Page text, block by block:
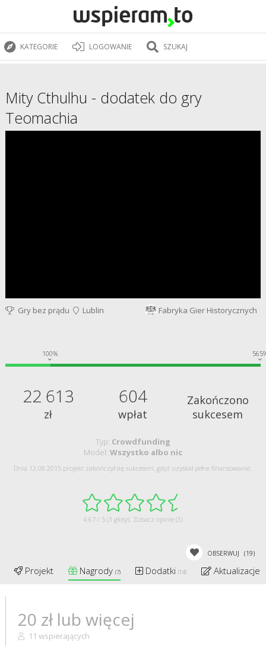
KATEGORIE LOGOWANIE SZUKAJ
Mity Cthulhu - dodatek do gry
Teomachia
Gry bez prądu Lublin Fabryka Gier Historycznych
100%
22 613
zł
604
wpłat
Zakończono
sukcesem
Typ: Crowdfunding
Model: Wszystko albo nic
Dnia 12.08.2015 projekt zakończył się sukcesem, gdyż uzyskał pełne finansowanie.
4.67 / 5 (3 głosy). Zobacz opinie (3)
OBSERWUJ (19)
Projekt Nagrody(7) Dodatki(14) Aktualizacje
20 zł lub więcej
11 wspierających